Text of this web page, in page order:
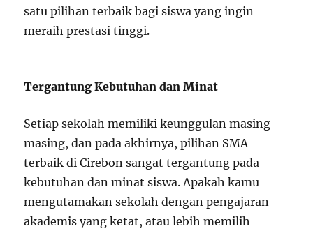
satu pilihan terbaik bagi siswa yang ingin
meraih prestasi tinggi.
Tergantung Kebutuhan dan Minat
Setiap sekolah memiliki keunggulan masing-
masing, dan pada akhirnya, pilihan SMA
terbaik di Cirebon sangat tergantung pada
kebutuhan dan minat siswa. Apakah kamu
mengutamakan sekolah dengan pengajaran
akademis yang ketat, atau lebih memilih